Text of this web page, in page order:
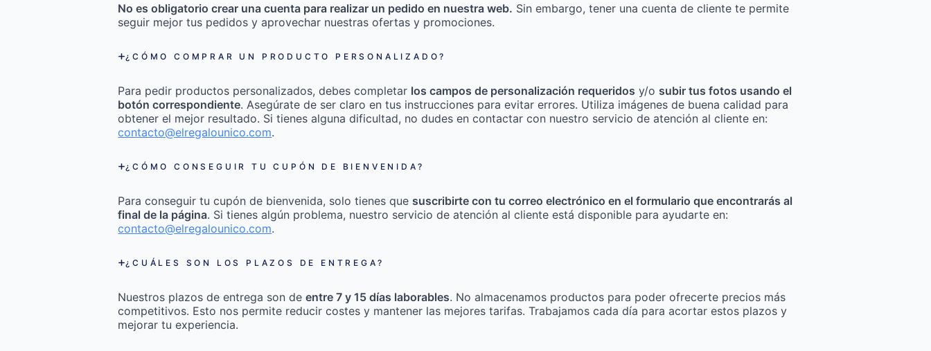
No es obligatorio crear una cuenta para realizar un pedido en nuestra web. Sin embargo, tener una cuenta de cliente te permite
seguir mejor tus pedidos y aprovechar nuestras ofertas y promociones.
¿CÓMO COMPRAR UN PRODUCTO PERSONALIZADO?
Para pedir productos personalizados, debes completar los campos de personalización requeridos y/o subir tus fotos usando el
botón correspondiente. Asegúrate de ser claro en tus instrucciones para evitar errores. Utiliza imágenes de buena calidad para
obtener el mejor resultado. Si tienes alguna dificultad, no dudes en contactar con nuestro servicio de atención al cliente en:
contacto@elregalounico.com.
¿CÓMO CONSEGUIR TU CUPÓN DE BIENVENIDA?
Para conseguir tu cupón de bienvenida, solo tienes que suscribirte con tu correo electrónico en el formulario que encontrarás al
final de la página. Si tienes algún problema, nuestro servicio de atención al cliente está disponible para ayudarte en:
contacto@elregalounico.com.
¿CUÁLES SON LOS PLAZOS DE ENTREGA?
Nuestros plazos de entrega son deentre 7 y 15 días laborables. No almacenamos productos para poder ofrecerte precios más
competitivos. Esto nos permite reducir costes y mantener las mejores tarifas. Trabajamos cada día para acortar estos plazos y
mejorar tu experiencia.